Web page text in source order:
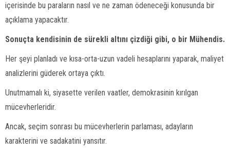
içerisinde bu paraların nasıl ve ne zaman ödeneceği konusunda bir
açıklama yapacaktır.
Sonuçta kendisinin de sürekli altını çizdiği gibi, o bir Mühendis.
Her şeyi planladı ve kısa-orta-uzun vadeli hesaplarını yaparak, maliyet
analizlerini güderek ortaya çıktı.
Unutmamalı ki, siyasette verilen vaatler, demokrasinin kırılgan
mücevherleridir.
Ancak, seçim sonrası bu mücevherlerin parlaması, adayların
karakterini ve sadakatini yansıtır.